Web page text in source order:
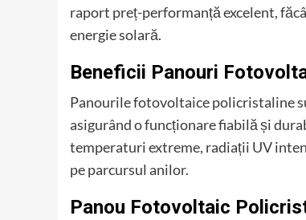
raport preț-performanță excelent,
energie solară.
Beneficii Panouri
Panourile fotovoltaice policristaline
asigurând o funcționare fiabilă și
temperaturi extreme, radiații UV
pe parcursul anilor.
Panou Fotovoltaic